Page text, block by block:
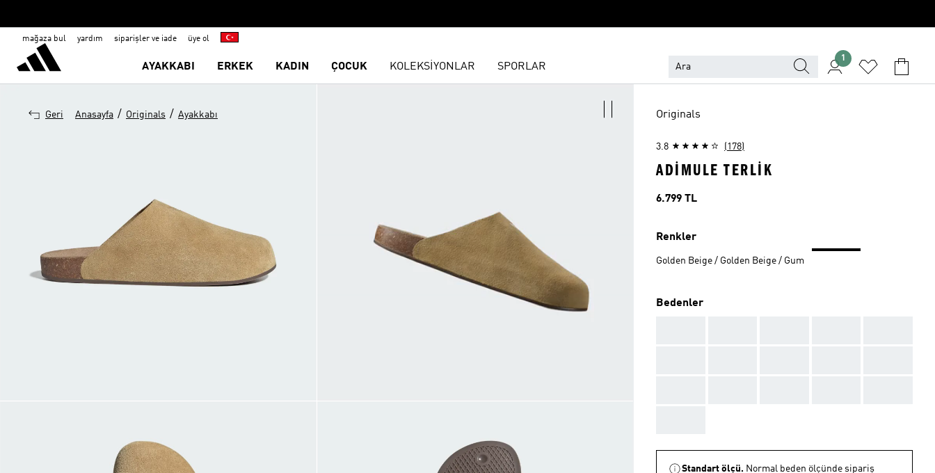
mağaza bul yardım siparişler ve iade üye ol
AYAKKABI ERKEK KADIN ÇOCUK KOLEKSİYONLAR SPORLAR
1
Geri Anasayfa / Originals / Ayakkabı Originals
3.8 (178)
ADIMULE TERLIK
Fiyat
6.799 TL
Renkler
Golden Beige / Golden Beige / Gum
Bedenler
Standart ölçü. Normal beden ölçünde sipariş